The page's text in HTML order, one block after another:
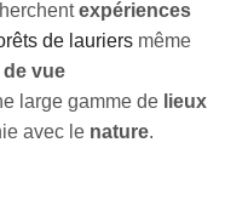
expériences
de lauriers même
vue
large gamme de lieux
avec le nature.